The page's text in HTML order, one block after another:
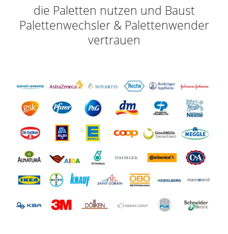
die Paletten nutzen und Baust
Palettenwechsler & Palettenwender
vertrauen